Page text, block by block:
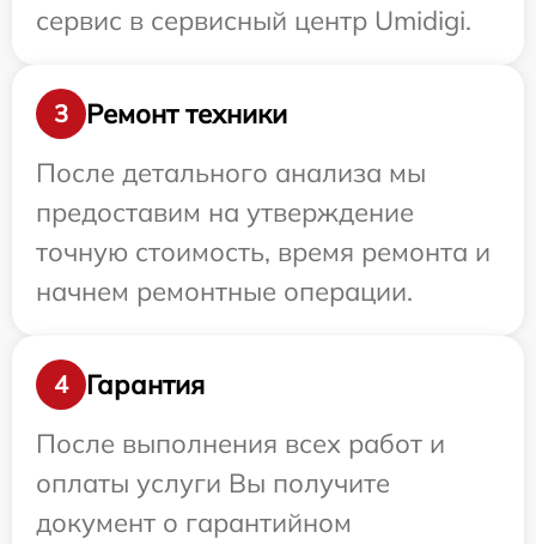
сервис в сервисный центр Umidigi.
3
Ремонт техники
После детального анализа мы
предоставим на утверждение
точную стоимость, время ремонта и
начнем ремонтные операции.
4
Гарантия
После выполнения всех работ и
оплаты услуги Вы получите
документ о гарантийном